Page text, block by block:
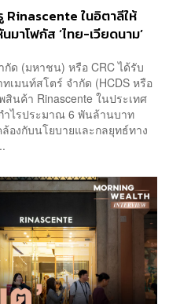
Rinascente ในอิตาลีให้
มาโฟกัส ‘ไทย-เวียดนาม’
ด (มหาชน) หรือ CRC ได้รับ
เมนท์สโตร์ จำกัด (HCDS หรือ
นค้า Rinascente ในประเทศ
ำไรประมาณ 6 พันล้านบาท
องกับนโยบายและกลยุทธ์ทาง